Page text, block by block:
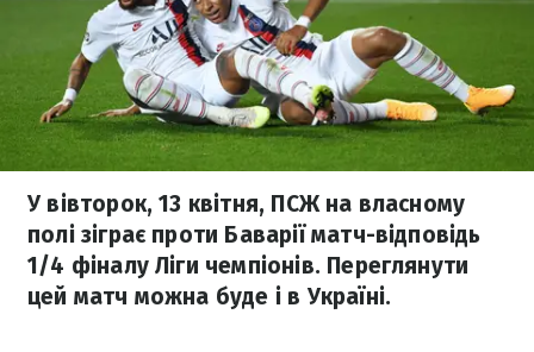
У вівторок, 13 квітня, ПСЖ на власному
полі зіграє проти Баварії матч-відповідь
1/4 фіналу Ліги чемпіонів. Переглянути
цей матч можна буде і в Україні.